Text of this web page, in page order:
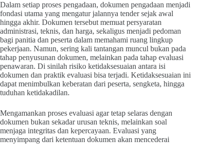
Dalam setiap proses pengadaan, dokumen pengadaan menjadi
fondasi utama yang mengatur jalannya tender sejak awal
hingga akhir. Dokumen tersebut memuat persyaratan
administrasi, teknis, dan harga, sekaligus menjadi pedoman
bagi panitia dan peserta dalam memahami ruang lingkup
pekerjaan. Namun, sering kali tantangan muncul bukan pada
tahap penyusunan dokumen, melainkan pada tahap evaluasi
penawaran. Di sinilah risiko ketidaksesuaian antara isi
dokumen dan praktik evaluasi bisa terjadi. Ketidaksesuaian ini
dapat menimbulkan keberatan dari peserta, sengketa, hingga
tuduhan ketidakadilan.
Mengamankan proses evaluasi agar tetap selaras dengan
dokumen bukan sekadar urusan teknis, melainkan soal
menjaga integritas dan kepercayaan. Evaluasi yang
menyimpang dari ketentuan dokumen akan mencederai